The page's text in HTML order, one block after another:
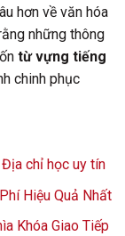
hơn về văn hóa
những thông
từ vựng tiếng
chinh phục
chỉ học uy tín
Hiệu Quả Nhất
Khóa Giao Tiếp